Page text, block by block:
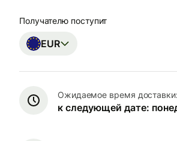
Получателю поступит
EUR
Ожидаемое время доставки:
к следующей дате: